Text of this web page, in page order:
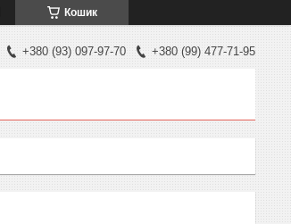
Кошик
+380 (93) 097-97-70 +380 (99) 477-71-95